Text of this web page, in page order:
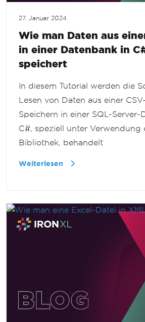
27. Januar 2024
Wie man Daten aus
in einer Datenbank in
speichert
In diesem Tutorial werden die
Lesen von Daten aus einer
Speichern in einer SQL-Server-
C#, speziell unter Verwendung
Bibliothek, behandelt
Weiterlesen